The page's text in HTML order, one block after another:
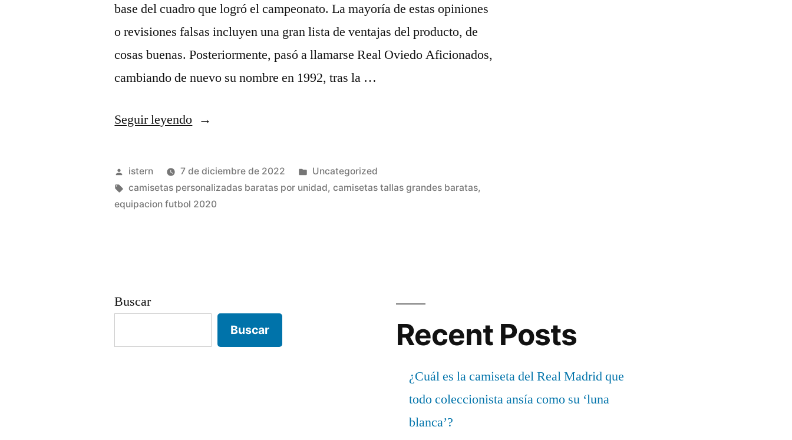
base del cuadro que logró el campeonato. La mayoría de estas opiniones
o revisiones falsas incluyen una gran lista de ventajas del producto, de
cosas buenas. Posteriormente, pasó a llamarse Real Oviedo Aficionados,
cambiando de nuevo su nombre en 1992, tras la …
Seguir leyendo«camisetas
wallapop»
Publicado
por
istern 7 de diciembre de 2022
Publicado
en
Uncategorized
Etiquetas:
camisetas personalizadas baratas por unidad,camisetas tallas grandes baratas,
equipacion futbol 2020
Buscar
Buscar Recent Posts
¿Cuál es la camiseta del Real Madrid que
todo coleccionista ansía como su ‘luna
blanca’?